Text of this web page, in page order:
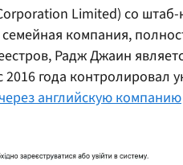
Limited) со
компания,
Радж Джаин
года контролировал
через английскую компанию